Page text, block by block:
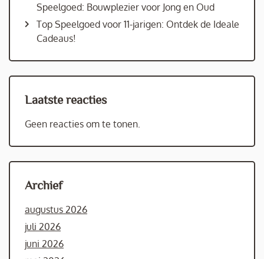
Speelgoed: Bouwplezier voor Jong en Oud
Top Speelgoed voor 11-jarigen: Ontdek de Ideale
Cadeaus!
Laatste reacties
Geen reacties om te tonen.
Archief
augustus 2026
juli 2026
juni 2026